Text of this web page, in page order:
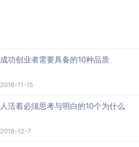
成功创业者需要具备的10种品质
2018-11-15
人活着必须思考与明白的10个为什么
2018-12-7